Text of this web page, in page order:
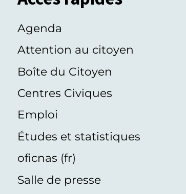
Agenda
Attention au citoyen
Boîte du Citoyen
Centres Civiques
Emploi
Études et statistiques
oficnas (fr)
Salle de presse